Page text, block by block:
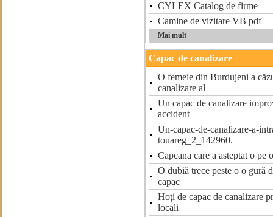
CYLEX Catalog de firme
Camine de vizitare VB pdf
Mai mult
Capac de canalizare
O femeie din Burdujeni a
canalizare al
Un capac de canalizare
accident
Un-capac-de-canalizare-a-
touareg_2_142960.
Capcana care a asteptat o pe
O dubiă trece peste o o gură
capac
Hoţi de capac de canalizare
locali